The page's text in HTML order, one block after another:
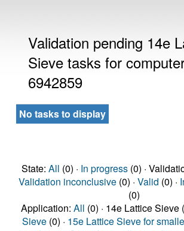
Validation pending 14e
Sieve tasks for
6942859
No tasks to display
State: All (0) · In progress(0) ·
Validation inconclusive(0) · Valid (0) ·
(0)
Application: All (0) · 14e Lattice Sieve
Sieve (0) · 15e Lattice Sieve for